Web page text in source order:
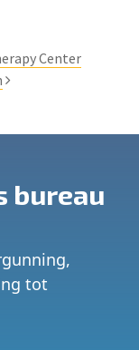
Center
bureau
tot